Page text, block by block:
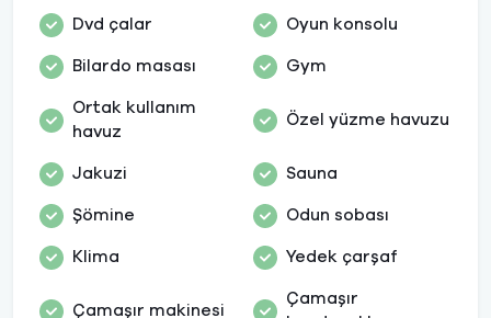
Dvd çalar Oyun konsolu
Bilardo masası Gym
Ortak kullanım
havuz
Özel yüzme havuzu
Jakuzi Sauna
Şömine Odun sobası
Klima Yedek çarşaf
Çamaşır makinesi
Çamaşır